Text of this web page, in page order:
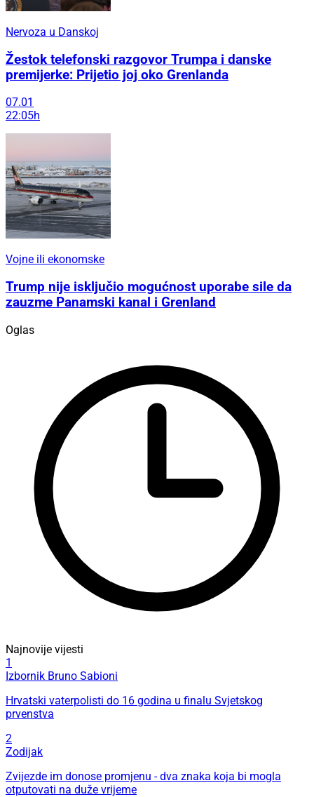
Nervoza u Danskoj
Žestok telefonski razgovor Trumpa i danske
premijerke: Prijetio joj oko Grenlanda
07.01
22:05h
Vojne ili ekonomske
Trump nije isključio mogućnost uporabe sile da
zauzme Panamski kanal i Grenland
Oglas
Najnovije vijesti
1
Izbornik Bruno Sabioni
Hrvatski vaterpolisti do 16 godina u finalu Svjetskog
prvenstva
2
Zodijak
Zvijezde im donose promjenu - dva znaka koja bi mogla
otputovati na duže vrijeme